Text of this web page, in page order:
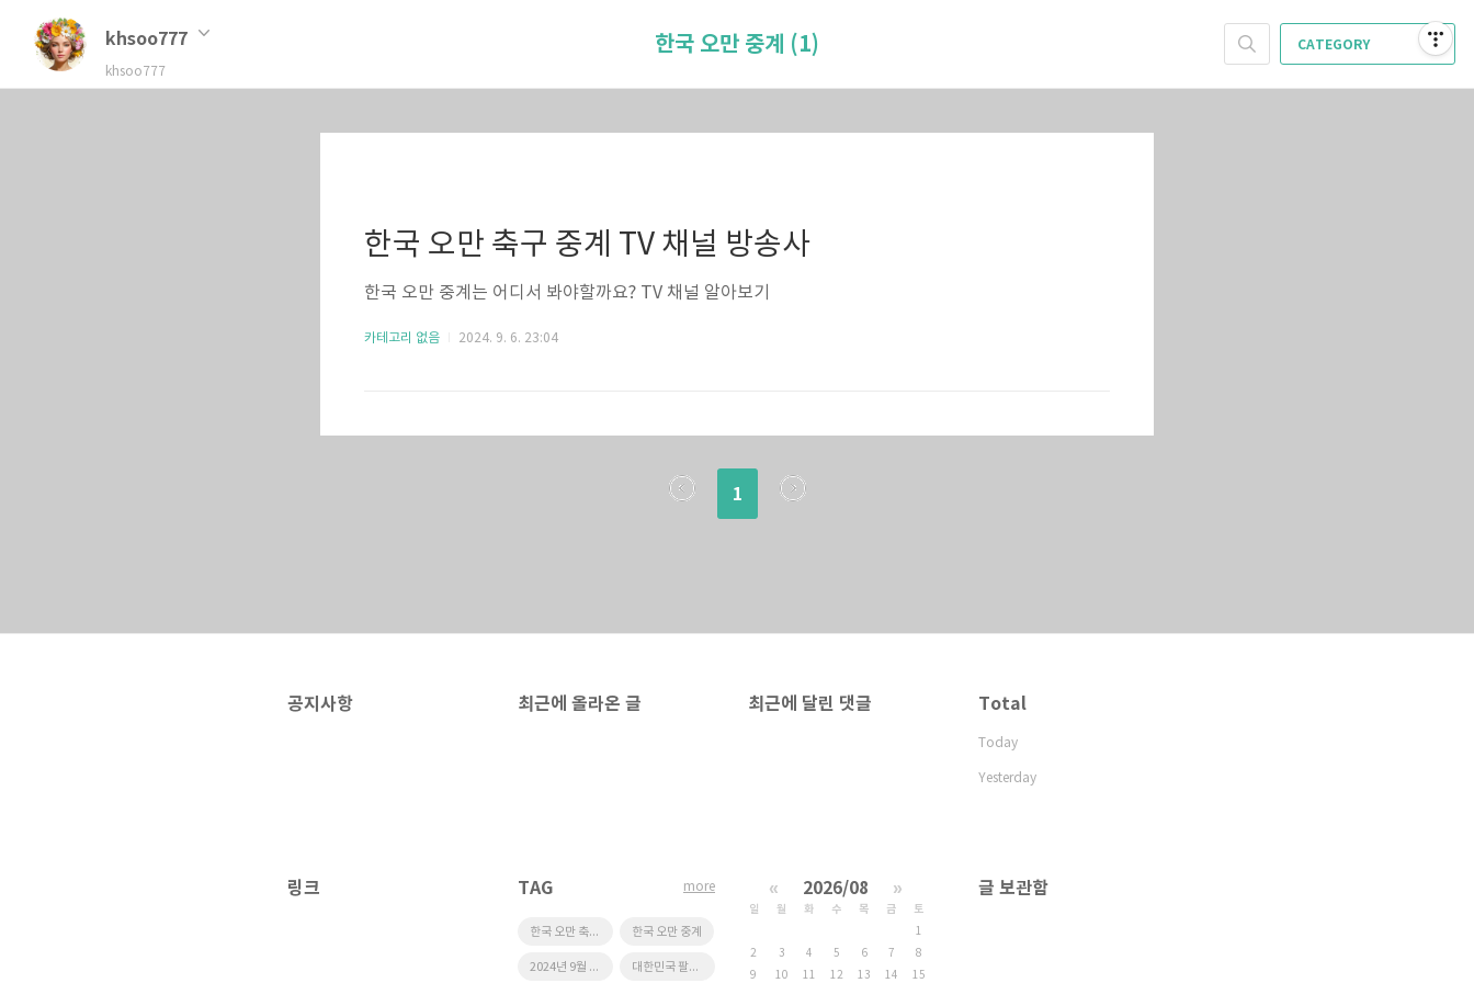
khsoo777
khsoo777
CATEGORY
한국 오만 중계 (1)
한국 오만 축구 중계 TV 채널 방송사
한국 오만 중계는 어디서 봐야할까요? TV 채널 알아보기
카테고리 없음 2024. 9. 6. 23:04
1
공지사항 최근에 올라온 글 최근에 달린 댓글 Total
Today
Yesterday
링크 TAG
한국 오만 축구 중계 tv 채널 방송사 한국 오만 중계
2024년 9월 5일 대한민국 팔레스타인 중계 대한민국 팔레스타인 축구 중계
more « 2026/08 »
일 월 화 수 목 금
토
1
2
3 4 5 6 7
8
9
10 11 12 13 14 15
글 보관함